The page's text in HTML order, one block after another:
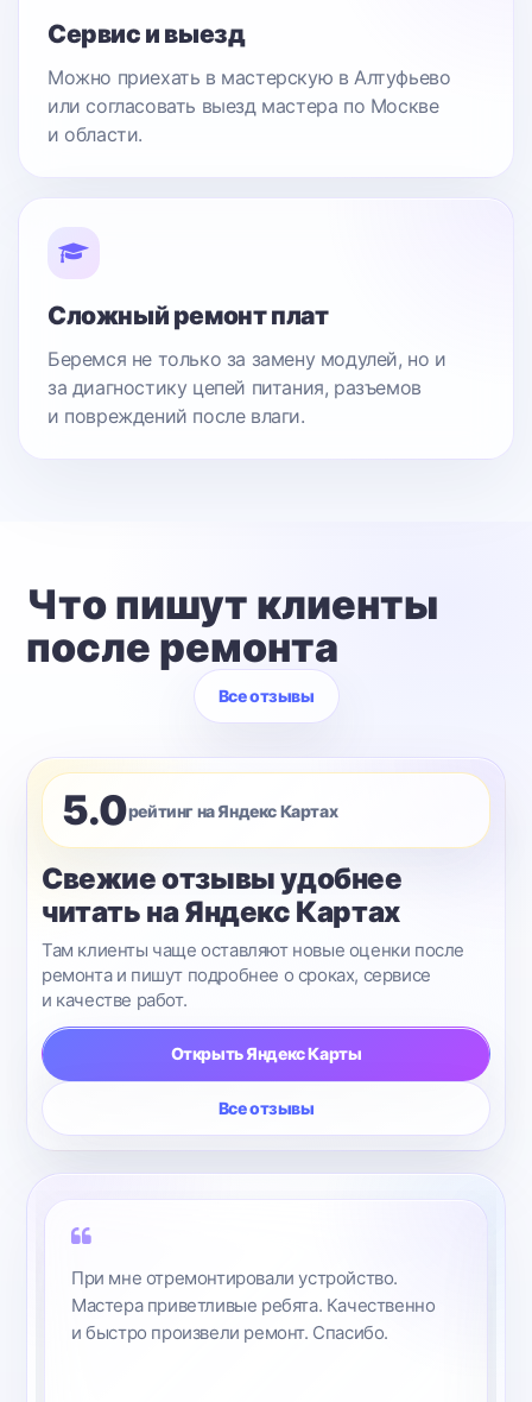
Сервис и выезд
Можно приехать в мастерскую в Алтуфьево
или согласовать выезд мастера по Москве
и области.
Сложный ремонт плат
Беремся не только за замену модулей, но и
за диагностику цепей питания, разъемов
и повреждений после влаги.
Что пишут клиенты
после ремонта
Все отзывы
5.0рейтинг на Яндекс Картах
Свежие отзывы удобнее
читать на Яндекс Картах
Там клиенты чаще оставляют новые оценки после
ремонта и пишут подробнее о сроках, сервисе
и качестве работ.
Открыть Яндекс Карты
Все отзывы
Мне все понравилось, но через полгода после
ремонта у меня вновь появилась проблема.
С мастером мы все решили, надеюсь.